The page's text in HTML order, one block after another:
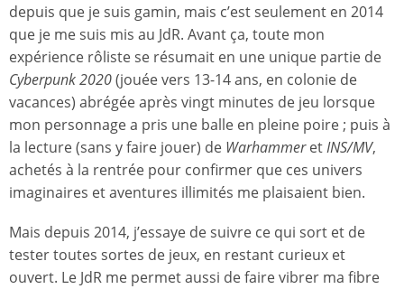
depuis que je suis gamin, mais c’est seulement en 2014
que je me suis mis au JdR. Avant ça, toute mon
expérience rôliste se résumait en une unique partie de
Cyberpunk 2020(jouée vers 13-14 ans, en colonie de
vacances) abrégée après vingt minutes de jeu lorsque
mon personnage a pris une balle en pleine poire ; puis à
la lecture (sans y faire jouer) de WarhammeretINS/MV,
achetés à la rentrée pour confirmer que ces univers
imaginaires et aventures illimités me plaisaient bien.
Mais depuis 2014, j’essaye de suivre ce qui sort et de
tester toutes sortes de jeux, en restant curieux et
ouvert. Le JdR me permet aussi de faire vibrer ma fibre